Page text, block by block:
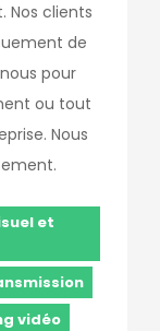
Nos clients
de
pour
ou tout
Nous
et
vidéo